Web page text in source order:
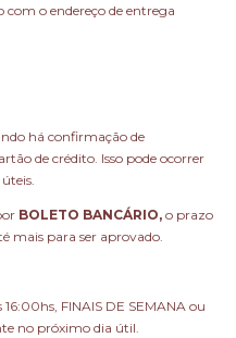
com o endereço de entrega
há confirmação de
de crédito. Isso pode ocorrer
BOLETO BANCÁRIO, o prazo
mais para ser aprovado.
16:00hs, FINAIS DE SEMANA ou
no próximo dia útil.